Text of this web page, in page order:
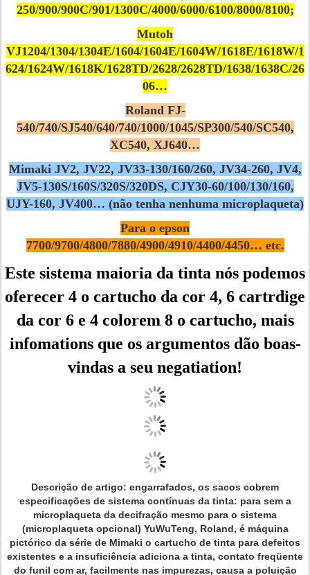
250/900/900C/901/1300C/4000/6000/6100/8000/8100;
Mutoh
VJ1204/1304/1304E/1604/1604E/1604W/1618E/1618W/1
624/1624W/1618K/1628TD/2628/2628TD/1638/1638C/26
06…
Roland FJ-
540/740/SJ540/640/740/1000/1045/SP300/540/SC540,
XC540, XJ640…
Mimaki JV2, JV22, JV33-130/160/260, JV34-260, JV4,
JV5-130S/160S/320S/320DS, CJY30-60/100/130/160,
UJY-160, JV400… (não tenha nenhuma microplaqueta)
Para o epson
7700/9700/4800/7880/4900/4910/4400/4450… etc.
Este sistema maioria da tinta nós podemos
oferecer 4 o cartucho da cor 4, 6 cartrdige
da cor 6 e 4 colorem 8 o cartucho, mais
infomations que os argumentos dão boas-
vindas a seu negatiation!
Descrição de artigo: engarrafados, os sacos cobrem
especificações de sistema contínuas da tinta: para sem a
microplaqueta da decifração mesmo para o sistema
(microplaqueta opcional) YuWuTeng, Roland, é máquina
pictórico da série de Mimaki o cartucho de tinta para defeitos
existentes e a insuficiência adiciona a tinta, contato freqüente
do funil com ar, facilmente nas impurezas, causa a poluição